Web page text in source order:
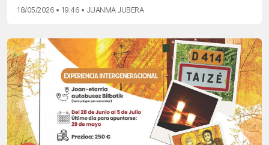
18/05/2026 • 19:46 • JUANMA JUBERA